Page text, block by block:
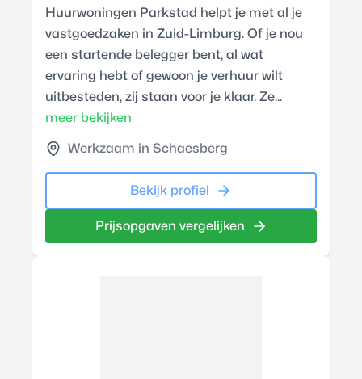
Huurwoningen Parkstad helpt je met al je
vastgoedzaken in Zuid-Limburg. Of je nou
een startende belegger bent, al wat
ervaring hebt of gewoon je verhuur wilt
uitbesteden, zij staan voor je klaar. Ze...
meer bekijken
Werkzaam in Schaesberg
Bekijk profiel
Prijsopgaven vergelijken